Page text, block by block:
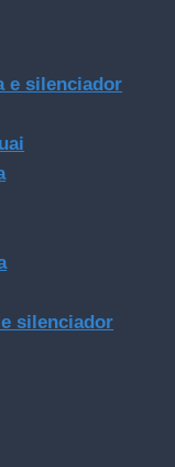
e silenciador
silenciador